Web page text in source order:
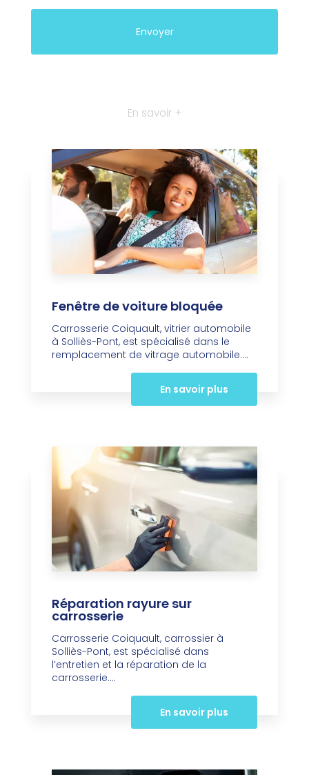
En savoir +
Fenêtre de voiture bloquée
Carrosserie Coiquault, vitrier automobile
à Solliès-Pont, est spécialisé dans le
remplacement de vitrage automobile....
En savoir plus
Réparation rayure sur
carrosserie
Carrosserie Coiquault, carrossier à
Solliès-Pont, est spécialisé dans
l’entretien et la réparation de la
carrosserie....
En savoir plus